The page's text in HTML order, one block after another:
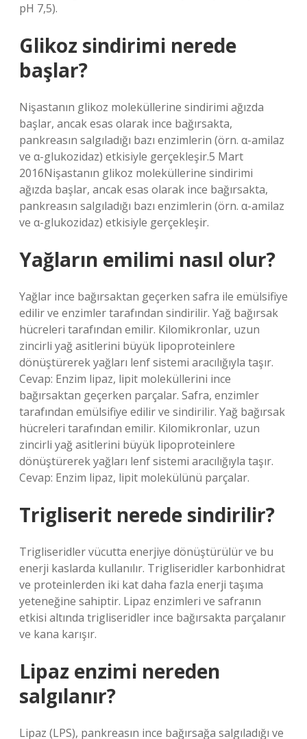
pH 7,5).
Glikoz sindirimi nerede
başlar?
Nişastanın glikoz moleküllerine sindirimi ağızda
başlar, ancak esas olarak ince bağırsakta,
pankreasın salgıladığı bazı enzimlerin (örn. α-amilaz
ve α-glukozidaz) etkisiyle gerçekleşir.5 Mart
2016Nişastanın glikoz moleküllerine sindirimi
ağızda başlar, ancak esas olarak ince bağırsakta,
pankreasın salgıladığı bazı enzimlerin (örn. α-amilaz
ve α-glukozidaz) etkisiyle gerçekleşir.
Yağların emilimi nasıl olur?
Yağlar ince bağırsaktan geçerken safra ile emülsifiye
edilir ve enzimler tarafından sindirilir. Yağ bağırsak
hücreleri tarafından emilir. Kilomikronlar, uzun
zincirli yağ asitlerini büyük lipoproteinlere
dönüştürerek yağları lenf sistemi aracılığıyla taşır.
Cevap: Enzim lipaz, lipit moleküllerini ince
bağırsaktan geçerken parçalar. Safra, enzimler
tarafından emülsifiye edilir ve sindirilir. Yağ bağırsak
hücreleri tarafından emilir. Kilomikronlar, uzun
zincirli yağ asitlerini büyük lipoproteinlere
dönüştürerek yağları lenf sistemi aracılığıyla taşır.
Cevap: Enzim lipaz, lipit molekülünü parçalar.
Trigliserit nerede sindirilir?
Trigliseridler vücutta enerjiye dönüştürülür ve bu
enerji kaslarda kullanılır. Trigliseridler karbonhidrat
ve proteinlerden iki kat daha fazla enerji taşıma
yeteneğine sahiptir. Lipaz enzimleri ve safranın
etkisi altında trigliseridler ince bağırsakta parçalanır
ve kana karışır.
Lipaz enzimi nereden
salgılanır?
Lipaz (LPS), pankreasın ince bağırsağa salgıladığı ve